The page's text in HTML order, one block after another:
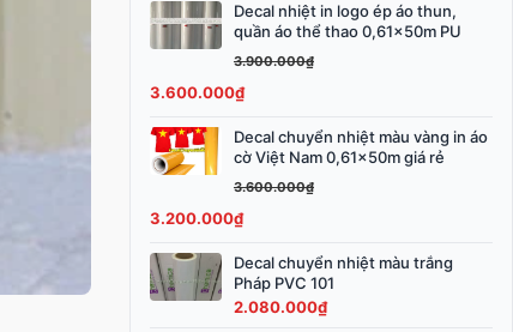
Decal nhiệt in logo ép áo thun,
quần áo thể thao 0,61x50m PU
3.900.000₫
Giá
gốc
3.900.000₫.
3.600.000₫
Giá
hiện
là:
3.600.000₫.Decal chuyển nhiệt màu vàng in áo
cờ Việt Nam 0,61x50m giá rẻ
3.600.000₫
Giá
gốc
3.600.000₫.
3.200.000₫
Giá
hiện
là:
3.200.000₫.Decal chuyển nhiệt màu trắng
Pháp PVC 101
2.080.000₫